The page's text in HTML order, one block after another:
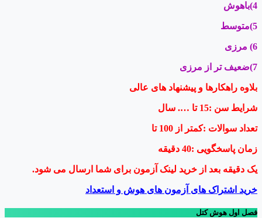
4)باهوش
5)متوسط
6) مرزی
7)ضعیف تر از مرزی
بلاوه راهکارها و پیشنهاد های عالی
شرایط سن :15 تا …. سال
تعداد سوالات :کمتر از 100 تا
زمان پاسخگویی :40 دقیقه
یک دقیقه بعد از خرید لینک آزمون برای شما ارسال می شود.
خرید اشتراک های آزمون های هوش و استعداد
فصل اول هوش کتل